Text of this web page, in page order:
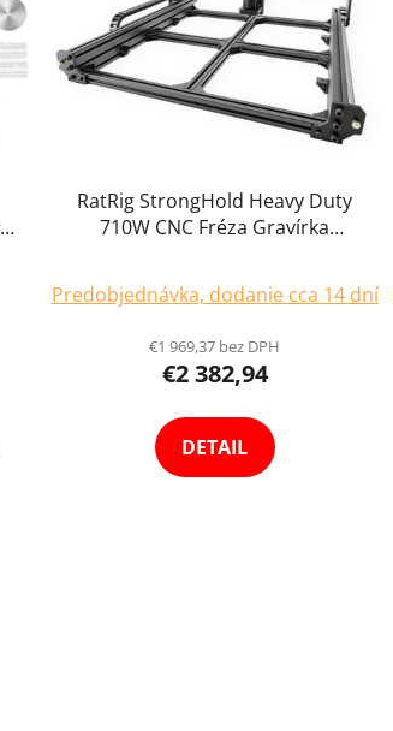
RatRig StrongHold Heavy Duty
710W CNC Fréza Gravírka
125 x 125cm
hodnotenie
produktu
je
z
Predobjednávka, dodanie cca 14 dní
€1 969,37 bez DPH
€2 382,94
DETAIL